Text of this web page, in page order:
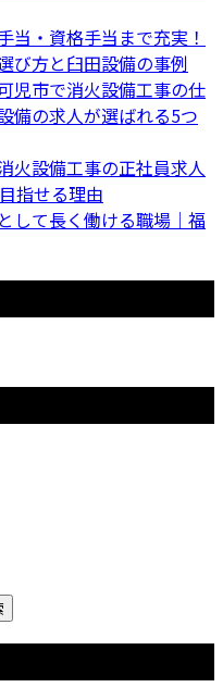
当・資格手当まで充実！
び方と臼田設備の事例
児市で消火設備工事の仕
備の求人が選ばれる5つ
火設備工事の正社員求人
指せる理由
して長く働ける職場｜福